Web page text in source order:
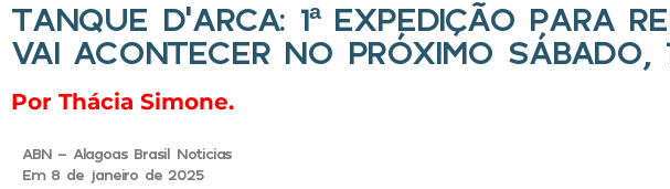
TANQUE D’ARCA: 1ª EXPEDIÇÃO PARA
VAI ACONTECER NO PRÓXIMO SÁBADO,
Por Thácia Simone.
ABN - Alagoas Brasil Noticias
Em 8 de janeiro de 2025